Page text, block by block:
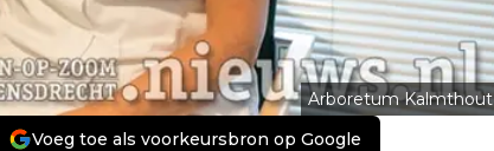
Arboretum Kalmthout
Voeg toe als voorkeursbron op Google